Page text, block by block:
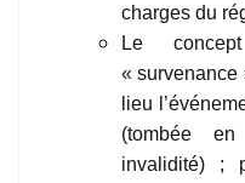
charges du
Le
« survenance
lieu
(tombée
invalidité) ;